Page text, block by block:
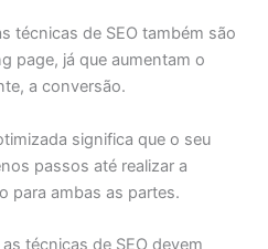
técnicas de SEO também são
page, já que aumentam o
a conversão.
significa que o seu
passos até realizar a
para ambas as partes.
técnicas de SEO devem